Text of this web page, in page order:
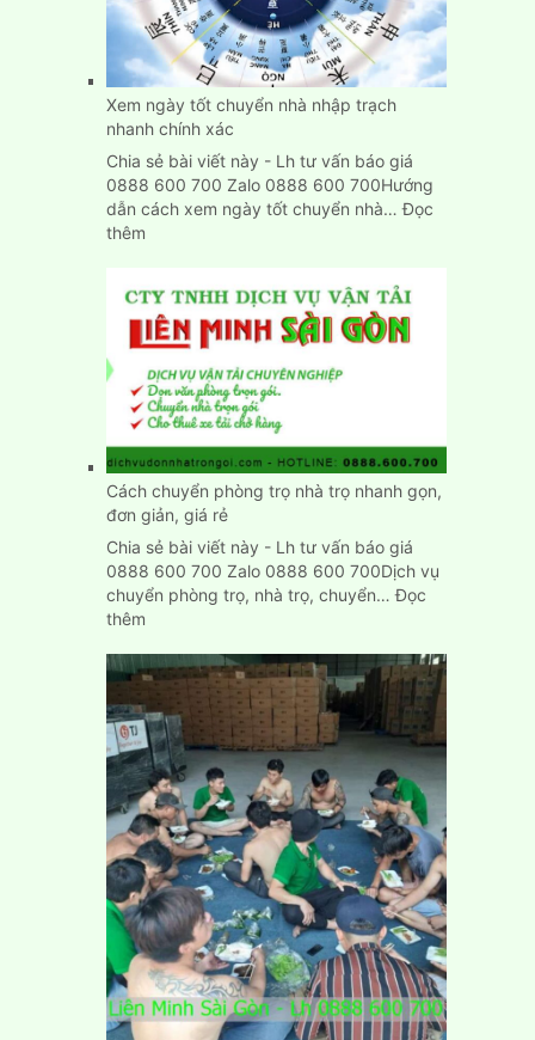
Giá
Rẻ
Tại
Bình
Dương
Xem ngày tốt chuyển nhà nhập trạch
nhanh chính xác
Chia sẻ bài viết này - Lh tư vấn báo giá
0888 600 700 Zalo 0888 600 700Hướng
dẫn cách xem ngày tốt chuyển nhà…Đọc
thêm:
tốt
chuyển
nhà
nhập
trạch
nhanh
chính
xác
Cách chuyển phòng trọ nhà trọ nhanh gọn,
đơn giản, giá rẻ
Chia sẻ bài viết này - Lh tư vấn báo giá
0888 600 700 Zalo 0888 600 700Dịch vụ
chuyển phòng trọ, nhà trọ, chuyển…Đọc
thêm:
chuyển
phòng
trọ
nhà
trọ
nhanh
gọn,
đơn
giản,
giá
rẻ